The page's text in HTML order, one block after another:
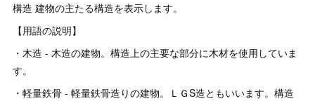
構造 建物の主たる構造を表示します。
【用語の説明】
・木造 - 木造の建物。構造上の主要な部分に木材を使用していま
す。
・軽量鉄骨 - 軽量鉄骨造りの建物。ＬＧS造ともいいます。構造